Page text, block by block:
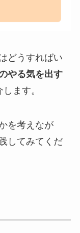
どうすればい
やる気を出す
ます。
を考えなが
してみてくだ